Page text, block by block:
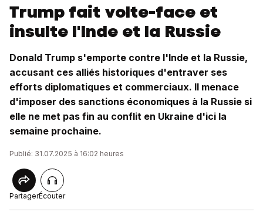
Trump fait volte-face et
insulte l'Inde et la Russie
Donald Trump s'emporte contre l'Inde et la Russie,
accusant ces alliés historiques d'entraver ses
efforts diplomatiques et commerciaux. Il menace
d'imposer des sanctions économiques à la Russie si
elle ne met pas fin au conflit en Ukraine d'ici la
semaine prochaine.
Publié: 31.07.2025 à 16:02 heures
PartagerÉcouter